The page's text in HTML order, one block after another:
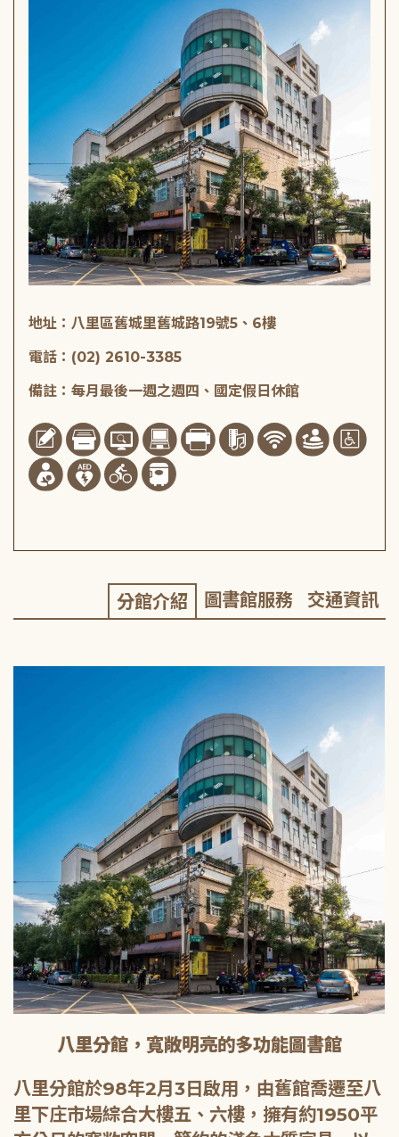
地址：八里區舊城里舊城路19號5、6樓
電話：(02) 2610-3385
備註：每月最後一週之週四、國定假日休館
分館介紹 圖書館服務 交通資訊
八里分館，寬敞明亮的多功能圖書館
八里分館於98年2月3日啟用，由舊館喬遷至八
里下庄市場綜合大樓五、六樓，擁有約1950平